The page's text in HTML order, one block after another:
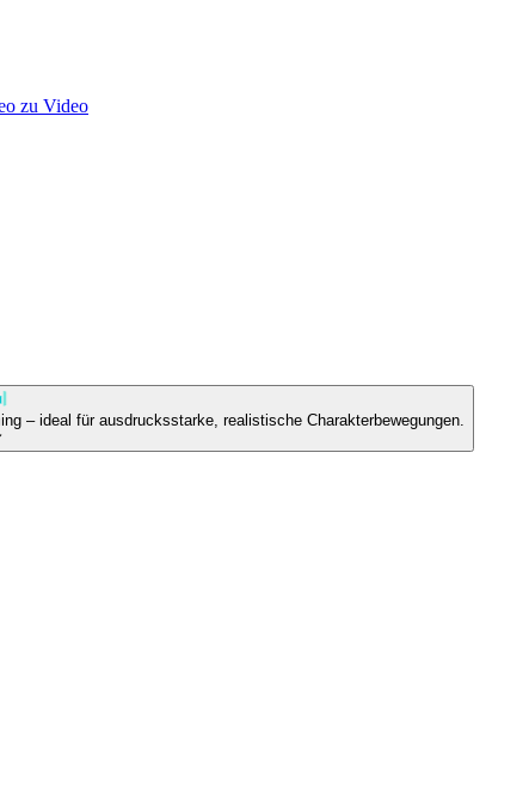
zu Video
– ideal für ausdrucksstarke, realistische Charakterbewegungen.